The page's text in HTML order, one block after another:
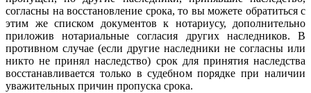
согласны на восстановление срока, то вы можете обратиться с
этим же списком документов к нотариусу, дополнительно
приложив нотариальные согласия других наследников. В
противном случае (если другие наследники не согласны или
никто не принял наследство) срок для принятия наследства
восстанавливается только в судебном порядке при наличии
уважительных причин пропуска срока.